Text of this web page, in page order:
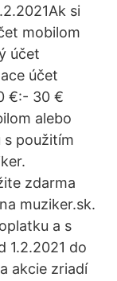
si
mobilom
účet
účet
€:- 30 €
alebo
s použitím
zdarma
muziker.sk.
a s
1.2.2021 do
akcie zriadí